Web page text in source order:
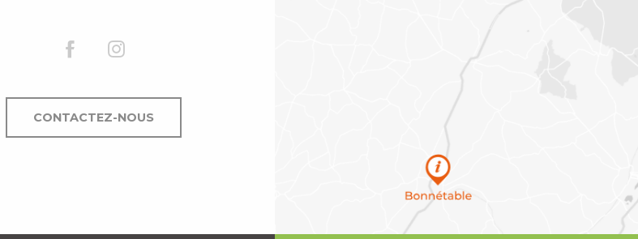
CONTACTEZ-NOUS